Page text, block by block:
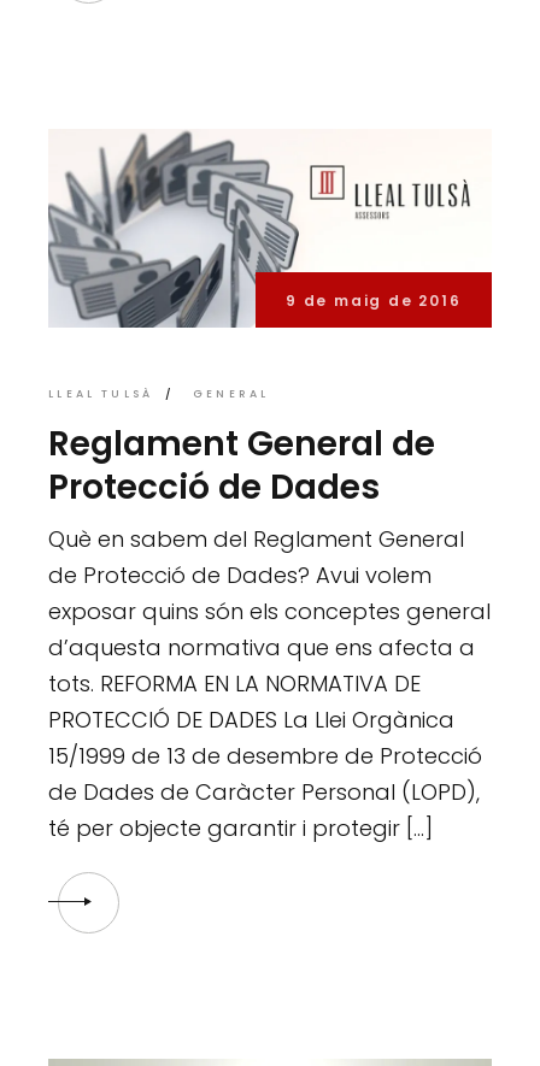
9 de maig de 2016
LLEAL TULSÀ GENERAL
Reglament General de
Protecció de Dades
Què en sabem del Reglament General
de Protecció de Dades? Avui volem
exposar quins són els conceptes general
d’aquesta normativa que ens afecta a
tots. REFORMA EN LA NORMATIVA DE
PROTECCIÓ DE DADES La Llei Orgànica
15/1999 de 13 de desembre de Protecció
de Dades de Caràcter Personal (LOPD),
té per objecte garantir i protegir […]